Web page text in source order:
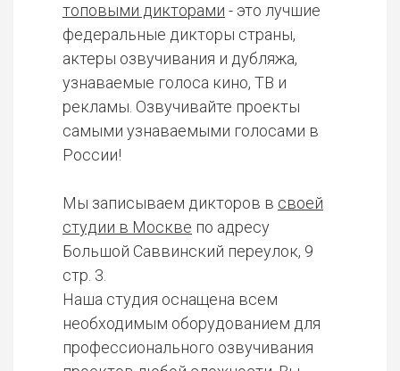
топовыми дикторами - это лучшие
федеральные дикторы страны,
актеры озвучивания и дубляжа,
узнаваемые голоса кино, ТВ и
рекламы. Озвучивайте проекты
самыми узнаваемыми голосами в
России!
Мы записываем дикторов в своей
студии в Москве по адресу
Большой Саввинский переулок, 9
стр. 3.
Наша студия оснащена всем
необходимым оборудованием для
профессионального озвучивания